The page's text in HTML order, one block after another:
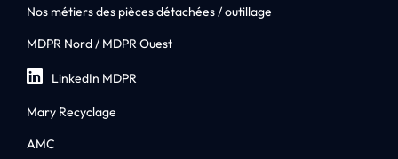
Nos métiers des pièces détachées / outillage
MDPR Nord / MDPR Ouest
LinkedIn MDPR
Mary Recyclage
AMC